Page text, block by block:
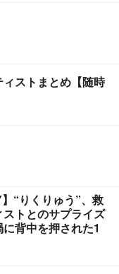
ストまとめ【随時
“りくりゅう”、救
トとのサプライズ
背中を押された1